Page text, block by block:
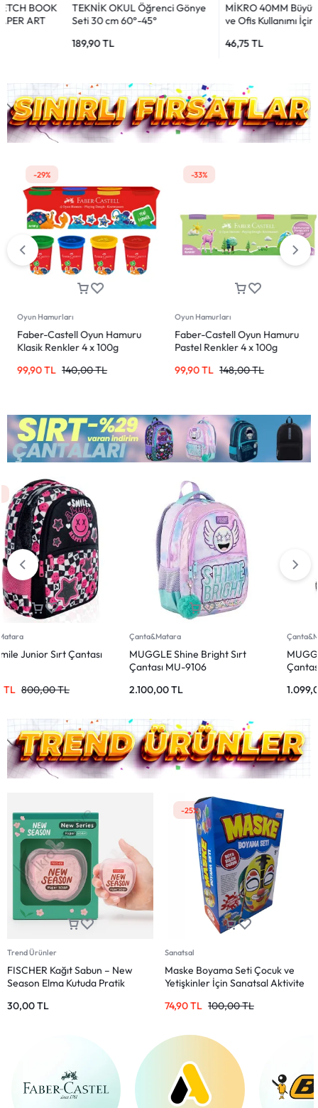
TEKNİK OKUL Öğrenci Gönye
Seti 30 cm 60°-45°
MİKRO 40MM Büyüteç – Günlük
ve Ofis Kullanımı İçin
-33%
Oyun Hamurları
Faber-Castell Oyun Hamuru
Pastel Renkler 4 x 100g
148,00TL
99,90TL
-17%
Ajandalar
Pen Rabbit Tasarımlı Lastikli
Defter – Çizgisiz, Sevimli Kapaklı
120,00TL
99,90TL
Çanta&Matara
MUGGLE Smile Siyah Okul
1.099,00TL
Çanta&Matara
Wia Kids Kalp Desenli Okul
Çantası 4 Bölmeli Pembe
1.649,90
Trend Ürünler
FISCHER Kağıt Sabun – New
Season Elma Kutuda Pratik
30,00TL
-25%
Sanatsal
Maske Boyama Seti Çocuk ve
Yetişkinler İçin Sanatsal Aktivite
100,00TL
74,90TL